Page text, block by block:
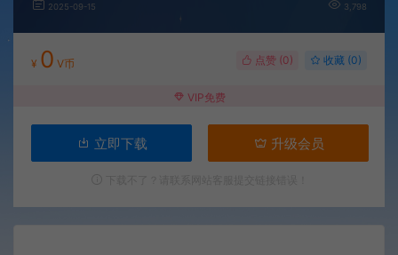
2025-09-15 3,798
¥ 0 V币 点赞 (0) 收藏 (0)
VIP免费
立即下载 升级会员